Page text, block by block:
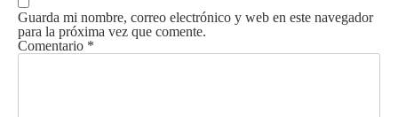
Guarda mi nombre, correo electrónico y web en este navegador
para la próxima vez que comente.
Comentario *